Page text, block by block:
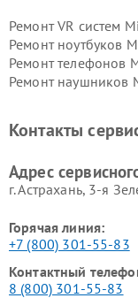
Ремонт VR систем
Ремонт ноутбуков
Ремонт телефонов
Ремонт наушников
Контакты
Адрес
г. Астрахань, 3-я
Горячая линия:
+7 (800) 301-55-83
Контактный
8 (800) 301-55-83